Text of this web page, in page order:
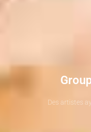
Des artistes